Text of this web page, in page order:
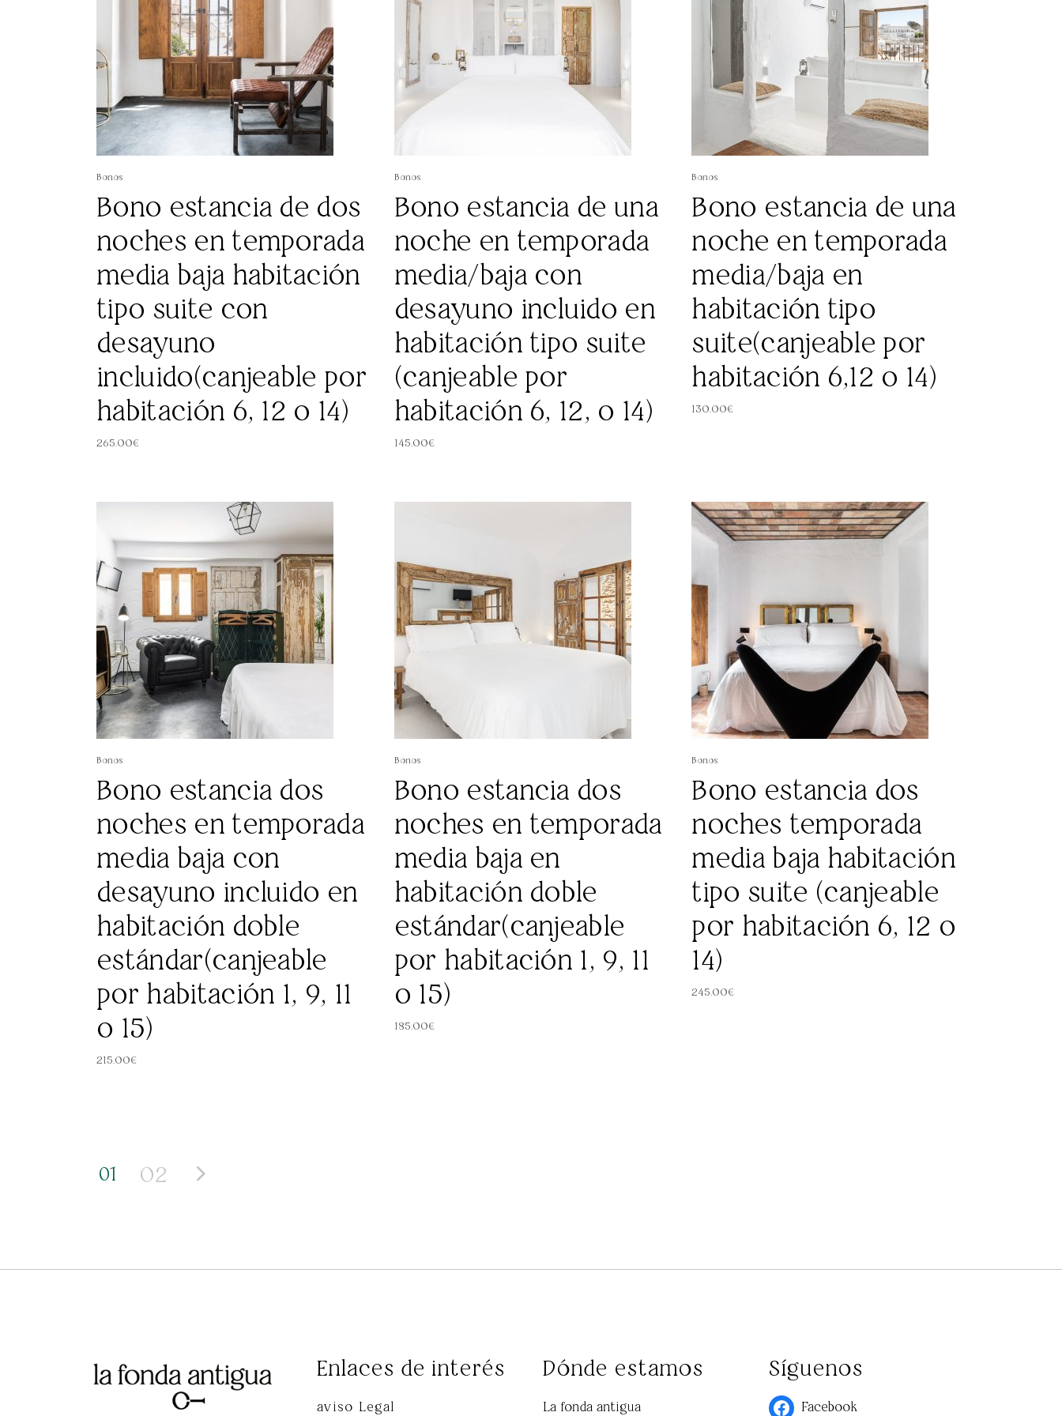
Bonos
Bono estancia de dos
noches en temporada
media baja habitación
tipo suite con
desayuno
incluido(canjeable por
habitación 6, 12 o 14)
265.00€
Bonos
Bono estancia de una
noche en temporada
media/baja con
desayuno incluido en
habitación tipo suite
(canjeable por
habitación 6, 12, o 14)
145.00€
Bonos
Bono estancia de una
noche en temporada
media/baja en
habitación tipo
suite(canjeable por
habitación 6,12 o 14)
130.00€
Bonos
Bono estancia dos
noches en temporada
media baja con
desayuno incluido en
habitación doble
estándar(canjeable
por habitación 1, 9, 11
o 15)
215.00€
Bonos
Bono estancia dos
noches en temporada
media baja en
habitación doble
estándar(canjeable
por habitación 1, 9, 11
o 15)
185.00€
Bonos
Bono estancia dos
noches temporada
media baja habitación
tipo suite (canjeable
por habitación 6, 12 o
14)
245.00€
01 02
Enlaces de interés
aviso Legal
Dónde estamos
La fonda antigua
Síguenos
Facebook